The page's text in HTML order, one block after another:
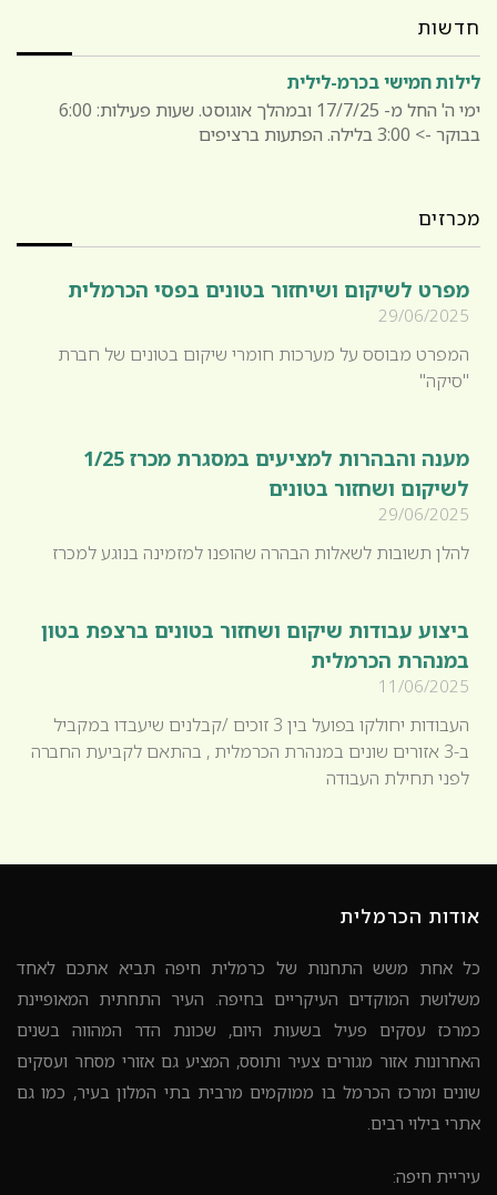
חדשות
לילות חמישי בכרמ-לילית
ימי ה' החל מ- 17/7/25 ובמהלך אוגוסט. שעות פעילות: 6:00
בבוקר -> 3:00 בלילה. הפתעות ברציפים
מכרזים
מפרט לשיקום ושיחזור בטונים בפסי הכרמלית
29/06/2025
המפרט מבוסס על מערכות חומרי שיקום בטונים של חברת
"סיקה"
מענה והבהרות למציעים במסגרת מכרז 1/25
לשיקום ושחזור בטונים
29/06/2025
להלן תשובות לשאלות הבהרה שהופנו למזמינה בנוגע למכרז
ביצוע עבודות שיקום ושחזור בטונים ברצפת בטון
במנהרת הכרמלית
11/06/2025
העבודות יחולקו בפועל בין 3 זוכים /קבלנים שיעבדו במקביל
ב-3 אזורים שונים במנהרת הכרמלית , בהתאם לקביעת החברה
לפני תחילת העבודה
אודות הכרמלית
כל אחת משש התחנות של כרמלית חיפה תביא אתכם לאחד
משלושת המוקדים העיקריים בחיפה. העיר התחתית המאופיינת
כמרכז עסקים פעיל בשעות היום, שכונת הדר המהווה בשנים
האחרונות אזור מגורים צעיר ותוסס, המציע גם אזורי מסחר ועסקים
שונים ומרכז הכרמל בו ממוקמים מרבית בתי המלון בעיר, כמו גם
אתרי בילוי רבים.
עיריית חיפה: